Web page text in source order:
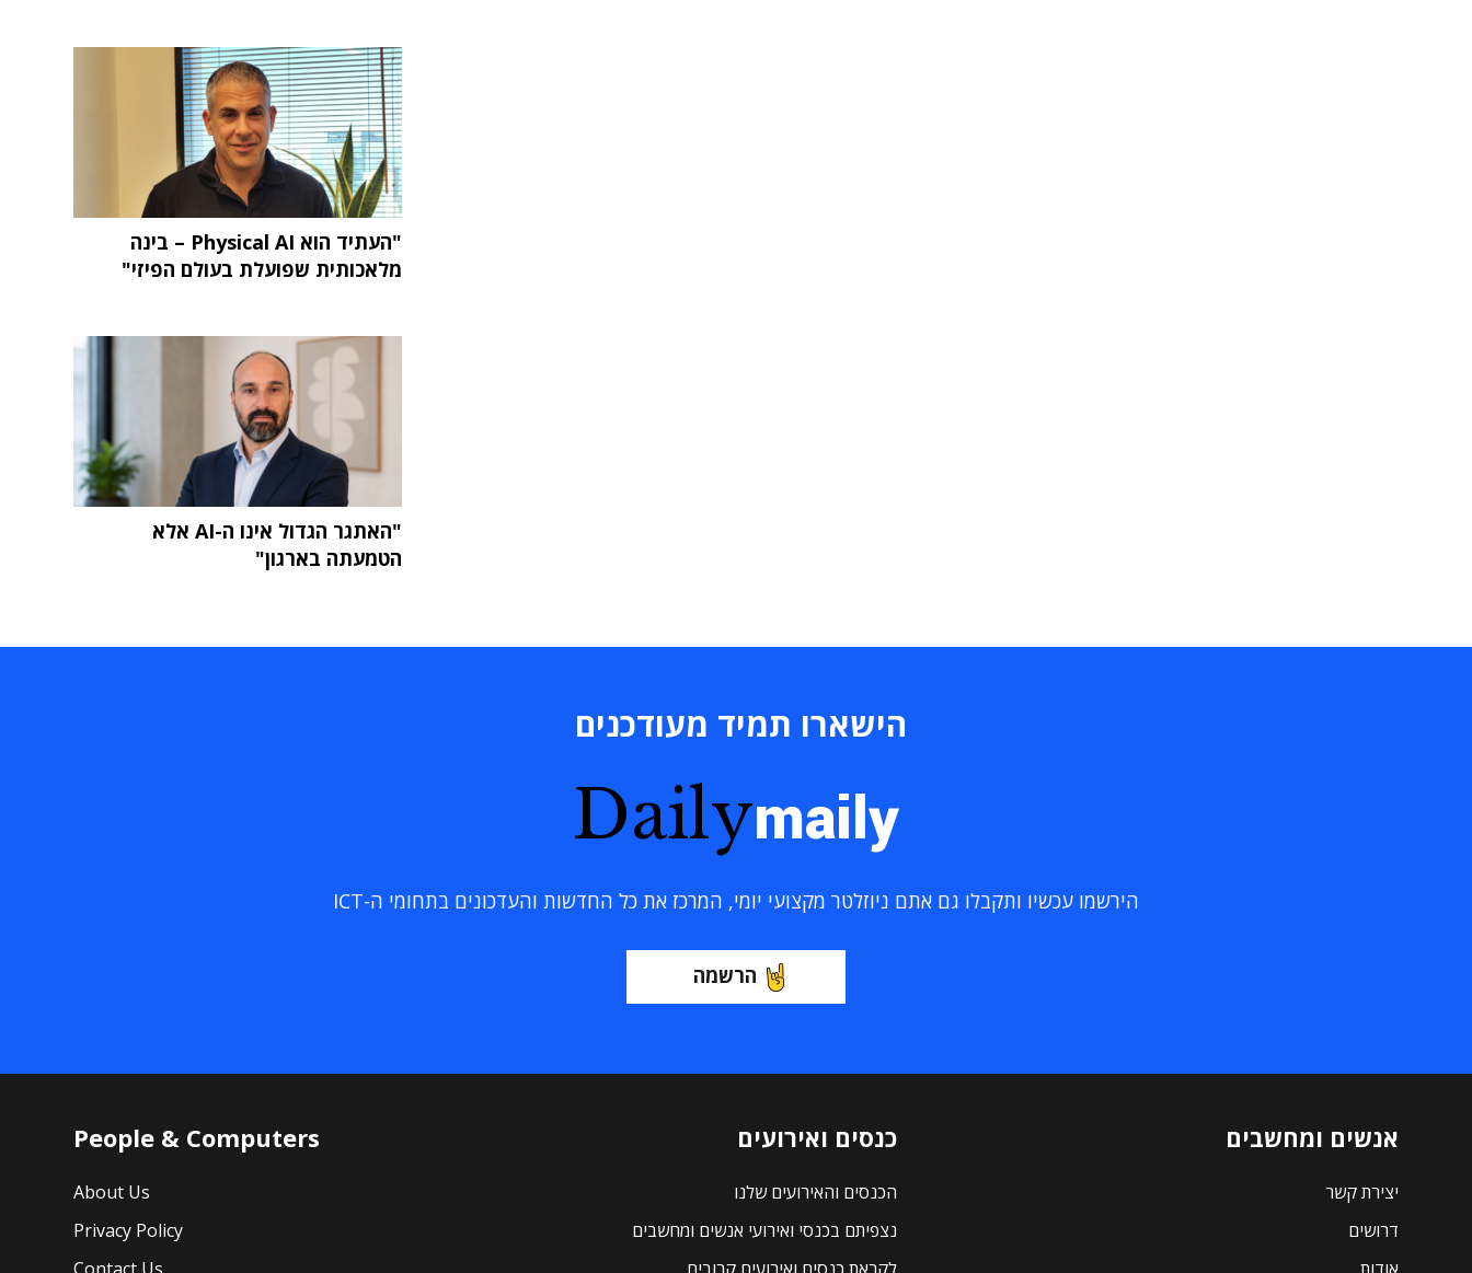
"העתיד הוא Physical AI – בינה
מלאכותית שפועלת בעולם הפיזי"
"האתגר הגדול אינו ה-AI אלא
הטמעתה בארגון"
הישארו תמיד מעודכנים
Dailymaily
הירשמו עכשיו ותקבלו גם אתם ניוזלטר מקצועי יומי, המרכז את כל החדשות והעדכונים בתחומי ה-ICT
הרשמה
אנשים ומחשבים
יצירת קשר
דרושים
כנסים ואירועים
הכנסים והאירועים שלנו
נצפיתם בכנסי ואירועי אנשים ומחשבים
People & Computers
About Us
Privacy Policy